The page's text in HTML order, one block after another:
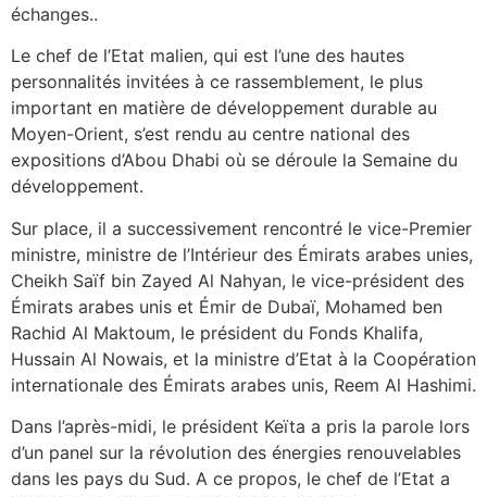
échanges..
Le chef de l’Etat malien, qui est l’une des hautes
personnalités invitées à ce rassemblement, le plus
important en matière de développement durable au
Moyen-Orient, s’est rendu au centre national des
expositions d’Abou Dhabi où se déroule la Semaine du
développement.
Sur place, il a successivement rencontré le vice-Premier
ministre, ministre de l’Intérieur des Émirats arabes unies,
Cheikh Saïf bin Zayed Al Nahyan, le vice-président des
Émirats arabes unis et Émir de Dubaï, Mohamed ben
Rachid Al Maktoum, le président du Fonds Khalifa,
Hussain Al Nowais, et la ministre d’Etat à la Coopération
internationale des Émirats arabes unis, Reem Al Hashimi.
Dans l’après-midi, le président Keïta a pris la parole lors
d’un panel sur la révolution des énergies renouvelables
dans les pays du Sud. A ce propos, le chef de l’Etat a